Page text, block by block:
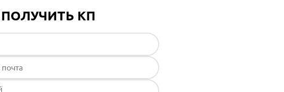
ПОЛУЧИТЬ КП